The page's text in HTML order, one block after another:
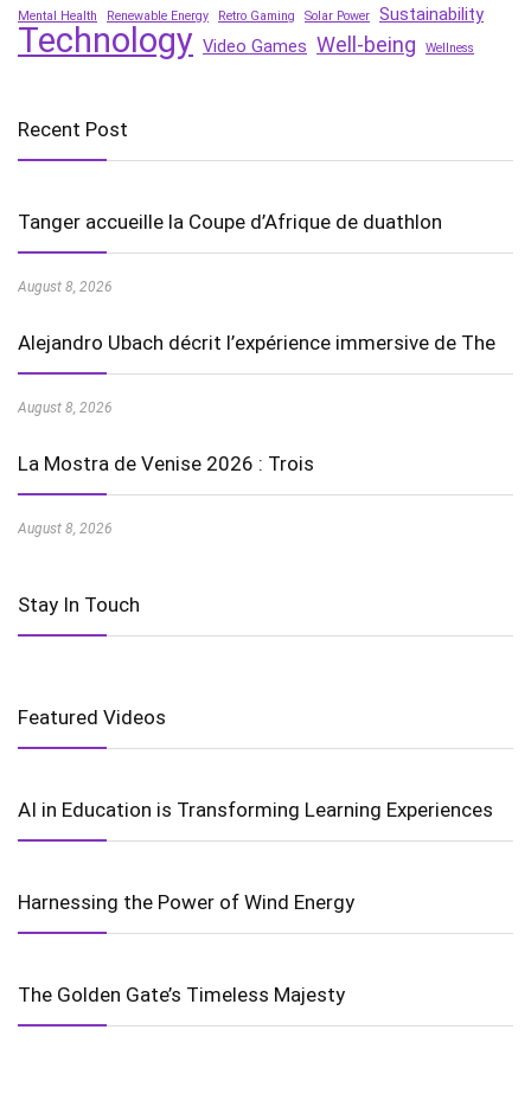
Mental Health
Renewable Energy Retro Gaming Solar Power Sustainability
Technology Video Games Well-being Wellness
Recent Post
Tanger accueille la Coupe d’Afrique de duathlon
August 8, 2026
Alejandro Ubach décrit l’expérience immersive de The
August 8, 2026
La Mostra de Venise 2026 : Trois
August 8, 2026
Stay In Touch
Featured Videos
AI in Education is Transforming Learning Experiences
Harnessing the Power of Wind Energy
The Golden Gate’s Timeless Majesty